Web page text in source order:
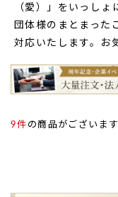
（愛）」をいっしょ
団体様のまとまった
対応いたします。お
9件 の商品がございます